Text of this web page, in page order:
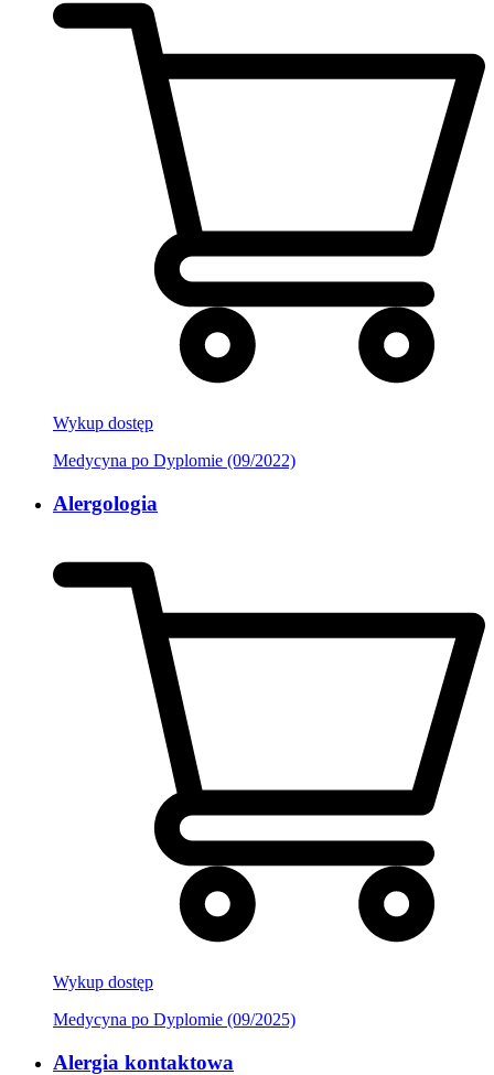
Wykup dostęp
Medycyna po Dyplomie (09/2022)
Alergologia
Wykup dostęp
Medycyna po Dyplomie (09/2025)
Alergia kontaktowa